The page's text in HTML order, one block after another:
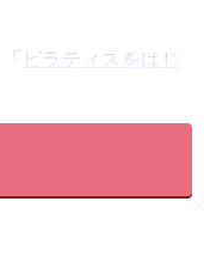
ピラティスをはじ